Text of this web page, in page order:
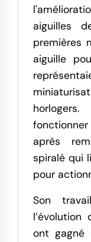
aiguilles
premières
aiguille
après
spiralé qui
pour
Son
ont gagné